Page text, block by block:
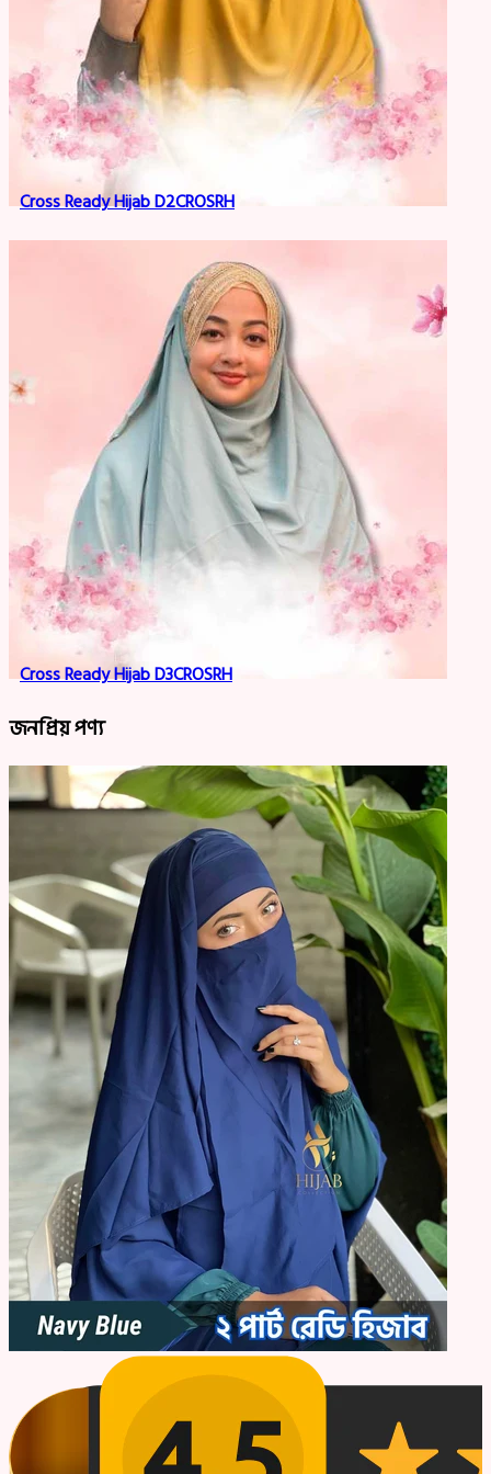
Cross Ready Hijab D2CROSRH
Cross Ready Hijab D3CROSRH
জনপ্রিয় পণ্য